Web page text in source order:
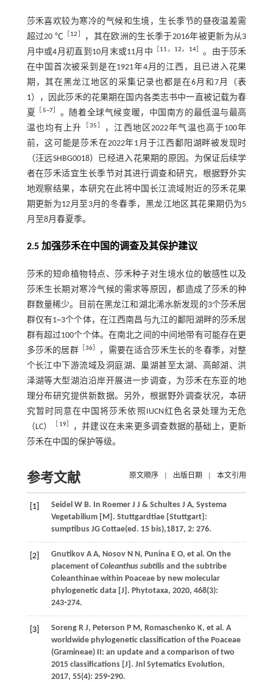
莎禾喜欢较为寒冷的气候和生境，生长季节的昼夜温差需
超过20 ℃
12
，其在欧洲的生长季于2016年被更新为从3
月中或4月初直到10月末或11月中
11 ， 12， 14］ 。由于莎禾
在中国首次被采到是在1921年4月的江西，且已进入花果
期，其在黑龙江地区的采集记录也都是在6月和7月（表
1），因此莎禾的花果期在国内各类志书中一直被记载为春
夏
5~7］ 。随着全球气候变暖，中国南方的最低温与最高
温也均有上升
35
，江西地区2022年气温也高于100年
前，这可能是莎禾在2022年1月于江西鄱阳湖畔被发现时
（汪远SHBG0018）已经进入花果期的原因。为保证后续学
者在莎禾适宜生长季节对其进行调查和研究，根据野外实
地观察结果，本研究在此将中国长江流域附近的莎禾花果
期更新为12月至3月的冬春季，黑龙江地区其花果期仍为5
月至8月春夏季。
2.5 加强莎禾在中国的调查及其保护建议
莎禾的短命植物特点、莎禾种子对生境水位的敏感性以及
莎禾生长期对寒冷气候的需求等原因，都造成了莎禾的种
群数量稀少。目前在黑龙江和湖北浠水新发现的3个莎禾居
群仅有1~3个个体，在江西南昌与九江的鄱阳湖畔的莎禾居
群有超过100个个体。在南北之间的中间地带有可能存在更
多莎禾的居群［ 36］
，需要在适合莎禾生长的冬春季，对整
个长江中下游流域及洞庭湖、巢湖甚至太湖、高邮湖、洪
泽湖等大型湖泊沿岸开展进一步调查，为莎禾在东亚的地
理分布研究提供新数据。另外，根据野外调查状况，本研
究暂时同意在中国将莎禾依照IUCN红色名录处理为无危
（LC）
19］
，并建议在未来更多调查数据的基础上，更新
莎禾在中国的保护等级。
参考文献 原文顺序 出版日期 本文引用
[1] Seidel W B. In Roemer J J & Schultes J A, Systema
Vegetabilium[M]. Stuttgardtiae [Stuttgart]:
sumptibus JG Cottae(ed. 15 bis),1817, 2: 276.
[2] Gnutikov A A, Nosov N N , Punina E O, et al . On the
placement ofColeanthus subtilisand the subtribe
Coleanthinae within Poaceae by new molecular
phylogenetic data [J]. Phytotaxa, 2020, 468(3):
243⁃274.
[3] Soreng R J, Peterson P M , Romaschenko K, et al . A
worldwide phylogenetic classification of the Poaceae
(Gramineae) II: an update and a comparison of two
2015 classifications [J]. Jnl Sytematics Evolution,
2017, 55(4): 259⁃290.